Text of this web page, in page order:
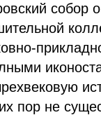
собор
пор не